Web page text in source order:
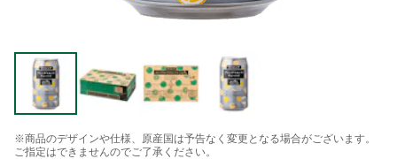
※商品のデザインや仕様、原産国は予告なく変更となる場合がございます。
ご指定はできませんのでご了承ください。